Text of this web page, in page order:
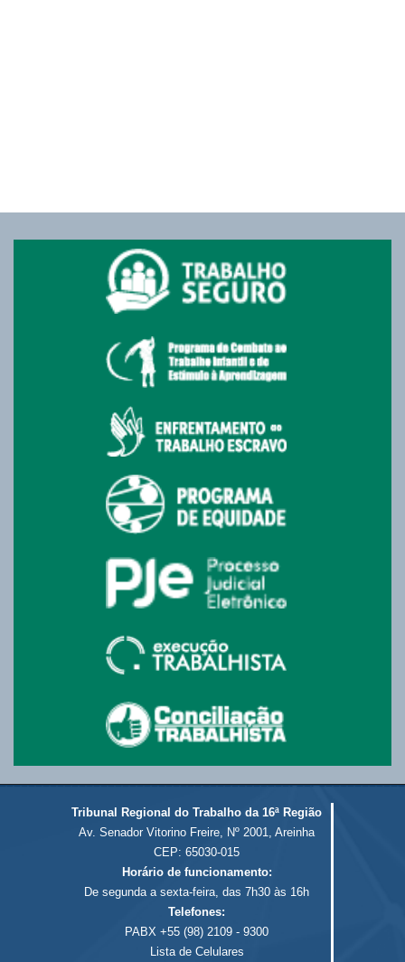
Tribunal Regional do Trabalho da 16ª Região
Av. Senador Vitorino Freire, Nº 2001, Areinha
CEP: 65030-015
Horário de funcionamento:
De segunda a sexta-feira, das 7h30 às 16h
Telefones:
PABX +55 (98) 2109 - 9300
Lista de Celulares